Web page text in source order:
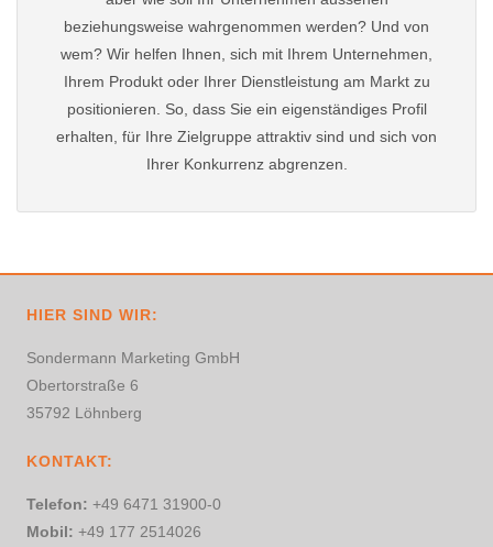
beziehungsweise wahrgenommen werden? Und von
wem? Wir helfen Ihnen, sich mit Ihrem Unternehmen,
Ihrem Produkt oder Ihrer Dienstleistung am Markt zu
positionieren. So, dass Sie ein eigenständiges Profil
erhalten, für Ihre Zielgruppe attraktiv sind und sich von
Ihrer Konkurrenz abgrenzen.
HIER SIND WIR:
Sondermann Marketing GmbH
Obertorstraße 6
35792 Löhnberg
KONTAKT:
Telefon: +49 6471 31900-0
Mobil: +49 177 2514026